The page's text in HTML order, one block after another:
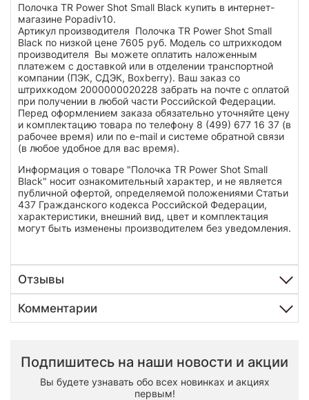
Полочка TR Power Shot Small Black купить в интернет-
магазине Popadiv10.
Артикул производителя Полочка TR Power Shot Small
Black по низкой цене 7605 руб. Модель со штрихкодом
производителя Вы можете оплатить наложенным
платежем с доставкой или в отделении транспортной
компании (ПЭК, СДЭК, Boxberry). Ваш заказ со
штрихкодом 2000000020228 забрать на почте с оплатой
при получении в любой части Российской Федерации.
Перед оформлением заказа обязательно уточняйте цену
и комплектацию товара по телефону 8 (499) 677 16 37 (в
рабочее время) или по e-mail и системе обратной связи
(в любое удобное для вас время).
Информация о товаре "Полочка TR Power Shot Small
Black" носит ознакомительный характер, и не является
публичной офертой, определяемой положениями Статьи
437 Гражданского кодекса Российской Федерации,
характеристики, внешний вид, цвет и комплектация
могут быть изменены производителем без уведомления.
Отзывы
Комментарии
Подпишитесь на наши новости и акции
Вы будете узнавать обо всех новинках и акциях
первым!